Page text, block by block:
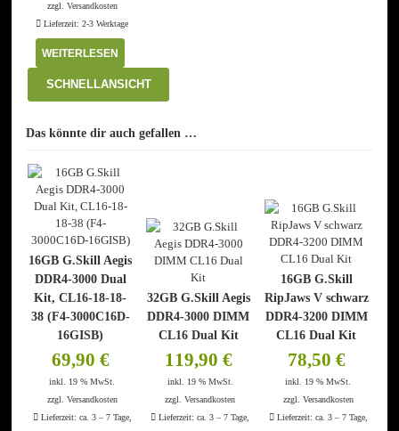
zzgl. Versandkosten
Lieferzeit:2-3 Werktage
WEITERLESEN
SCHNELLANSICHT
Das könnte dir auch gefallen …
16GB G.Skill Aegis
DDR4-3000 Dual
Kit, CL16-18-18-
38 (F4-3000C16D-
16GISB)
69,90 €
inkl. 19 % MwSt.
zzgl. Versandkosten
Lieferzeit: ca. 3 – 7 Tage,
32GB G.Skill Aegis
DDR4-3000 DIMM
CL16 Dual Kit
119,90 €
inkl. 19 % MwSt.
zzgl.Versandkosten
Lieferzeit:ca. 3 – 7 Tage,
16GB G.Skill
RipJaws V schwarz
DDR4-3200 DIMM
CL16 Dual Kit
78,50 €
inkl. 19 % MwSt.
zzgl. Versandkosten
Lieferzeit: ca. 3 – 7 Tage,